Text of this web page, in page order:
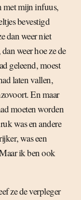
met mijn infuus,
bevestigd
dan weer niet
weer hoe ze de
geleend, moest
laten vallen,
En maar
moeten worden
was en andere
was een
ik ben ook
ze de verpleger